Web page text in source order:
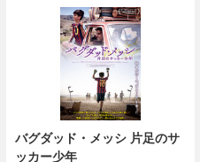
バグダッド・メッシ 片足のサ
ッカー少年